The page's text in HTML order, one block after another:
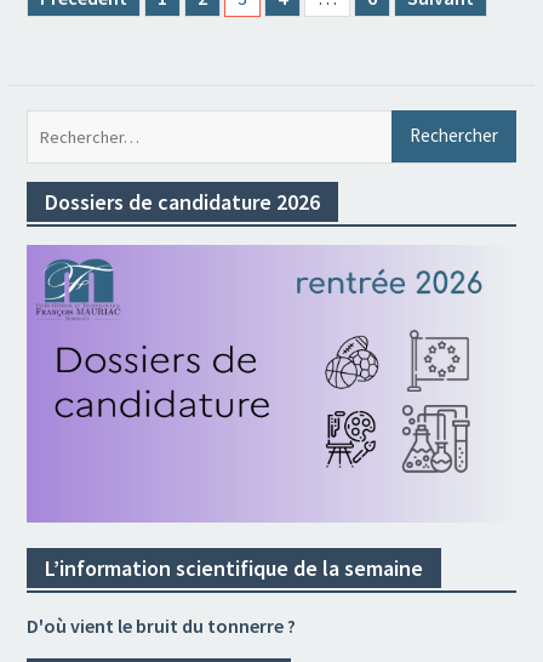
des
Dossiers de candidature 2026
L’information scientifique de la semaine
D'où vient le bruit du tonnerre ?